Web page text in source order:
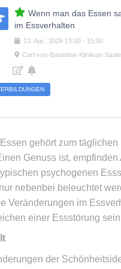
Wenn man das Essen
im Essverhalten
13 .Apr. 2026 13:00 - 15:00
Carl-von-Basedow-Klinikum
gehört zum täglichen
Genuss ist, empfinden
psychogenen
nebenbei beleuchtet
Veränderungen im
einer Essstörung
der